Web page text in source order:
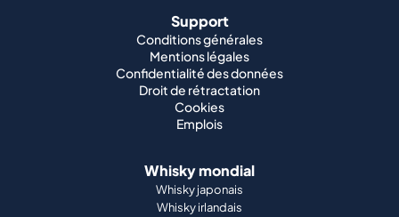
Support
Conditions générales
Mentions légales
Confidentialité des données
Droit de rétractation
Cookies
Emplois
Whisky mondial
Whisky japonais
Whisky irlandais